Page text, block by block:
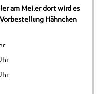
am Meiler dort wird es
Hähnchen